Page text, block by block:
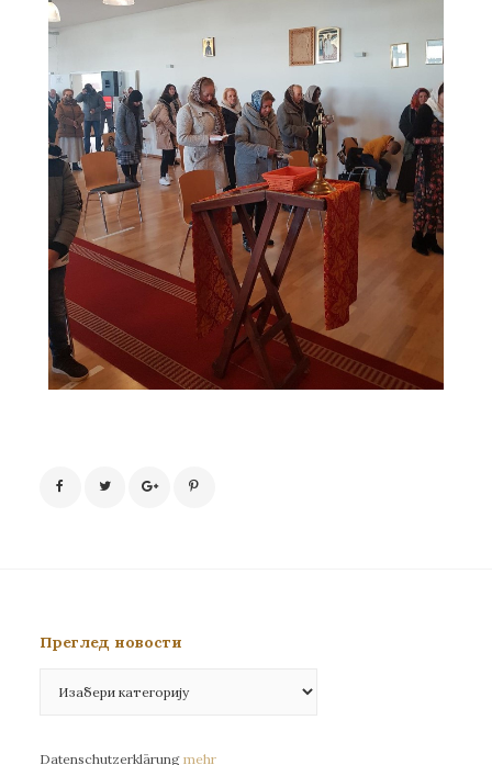
Преглед новости
новости
Datenschutzerklärung mehr